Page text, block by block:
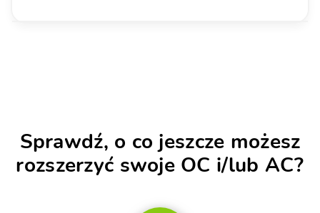
Sprawdź, o co jeszcze możesz
rozszerzyć swoje OC i/lub AC?